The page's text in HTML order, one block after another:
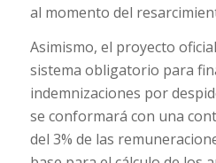
al momento del
Asimismo, el proyecto
sistema obligatorio para
indemnizaciones por
se conformará con una
del 3% de las